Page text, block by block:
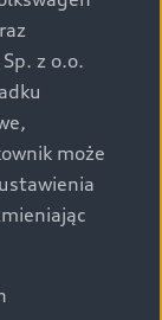
z o.o.
może
i
a
informacje
ich
Marki
marki Audi